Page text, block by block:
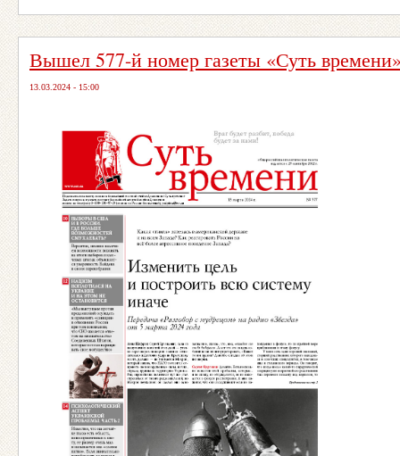
Вышел 577-й номер газеты «Суть
13.03.2024 - 15:00